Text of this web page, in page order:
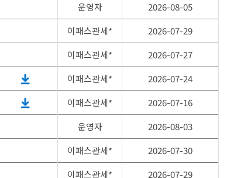
운영자
2026-08-05
이패스관세*
2026-07-29
이패스관세*
2026-07-27
이패스관세*
2026-07-24
이패스관세*
2026-07-16
운영자
2026-08-03
이패스관세*
2026-07-30
이패스관세*
2026-07-29